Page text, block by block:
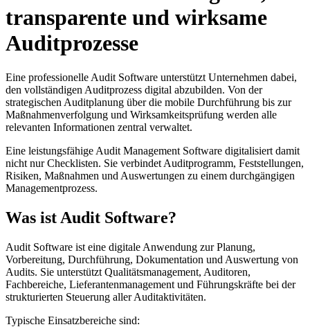
transparente und wirksame
Auditprozesse
Eine professionelle Audit Software unterstützt Unternehmen dabei,
den vollständigen Auditprozess digital abzubilden. Von der
strategischen Auditplanung über die mobile Durchführung bis zur
Maßnahmenverfolgung und Wirksamkeitsprüfung werden alle
relevanten Informationen zentral verwaltet.
Eine leistungsfähige Audit Management Software digitalisiert damit
nicht nur Checklisten. Sie verbindet Auditprogramm, Feststellungen,
Risiken, Maßnahmen und Auswertungen zu einem durchgängigen
Managementprozess.
Was ist Audit Software?
Audit Software ist eine digitale Anwendung zur Planung,
Vorbereitung, Durchführung, Dokumentation und Auswertung von
Audits. Sie unterstützt Qualitätsmanagement, Auditoren,
Fachbereiche, Lieferantenmanagement und Führungskräfte bei der
strukturierten Steuerung aller Auditaktivitäten.
Typische Einsatzbereiche sind: